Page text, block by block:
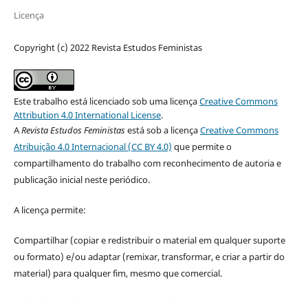
Licença
Copyright (c) 2022 Revista Estudos Feministas
Este trabalho está licenciado sob uma licençaCreative Commons
Attribution 4.0 International License.
ARevista Estudos Feministasestá sob a licençaCreative Commons
Atribuição 4.0 Internacional (CC BY 4.0) que permite o
compartilhamento do trabalho com reconhecimento de autoria e
publicação inicial neste periódico.
A licença permite:
Compartilhar (copiar e redistribuir o material em qualquer suporte
ou formato) e/ou adaptar (remixar, transformar, e criar a partir do
material) para qualquer fim, mesmo que comercial.